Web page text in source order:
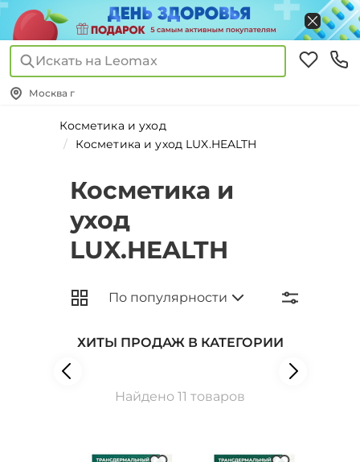
Искать на Leomax
Москва г
Косметика и уход
Косметика и уход LUX.HEALTH
Косметика и
уход
LUX.HEALTH
ХИТЫ ПРОДАЖ В КАТЕГОРИИ
Найдено 11 товаров